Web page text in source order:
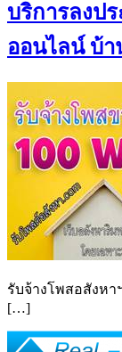
บริการลงป
ออนไลน์ บ้
รับจ้างโพสอสังห
[…]